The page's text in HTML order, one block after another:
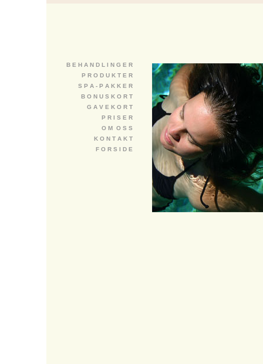
B E H A N D L I N G E R
P R O D U K T E R
S P A - P A K K E R
B O N U S K O R T
G A V E K O R T
P R I S E R
O M O S S
K O N T A K T
F O R S I D E